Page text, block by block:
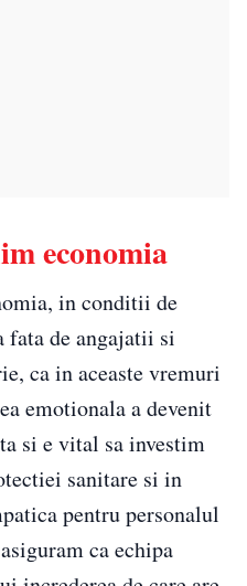
economia
in conditii de
fata de angajatii si
ca in aceaste vremuri
emotionala a devenit
si e vital sa investim
sanitare si in
pentru personalul
ca echipa